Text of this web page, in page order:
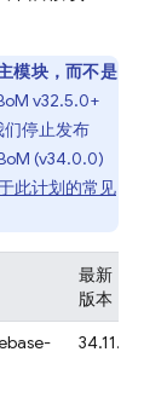
模块，而不是
v32.5.0+
们停止发布
(v34.0.0)
此计划的常见
最新
版本
34.11.0